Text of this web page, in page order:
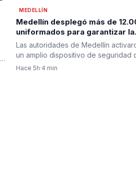
MEDELLÍN
Medellín desplegó más de
uniformados para garantizar la
seguridad durante jornada de
posesión presidencial en
prevención
Las autoridades de Medellín
un amplio dispositivo de seguridad
motivo de la posesión…
Hace 5h·4 min